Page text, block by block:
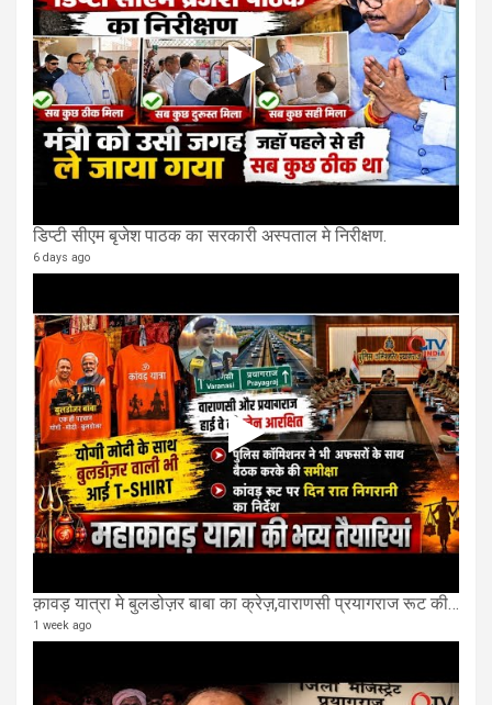
डिप्टी सीएम बृजेश पाठक का सरकारी अस्पताल मे निरीक्षण.
6 days ago
क़ावड़ यात्रा मे बुलडोज़र बाबा का क्रेज़,वाराणसी प्रयागराज रूट की एक लेन खाली की गई.
1 week ago